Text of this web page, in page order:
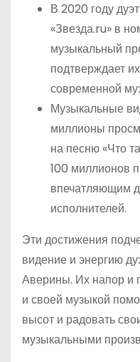
В 2020 году
«Звезда.ru» в
музыкальный
подтверждает
современной
Музыкальные
миллионы
на песню «Что
100 миллионов
впечатляющим
исполнителей.
Эти достижения
видение и энергию
Аверины. Их напор и
и своей музыкой
высот и радовать
музыкальными